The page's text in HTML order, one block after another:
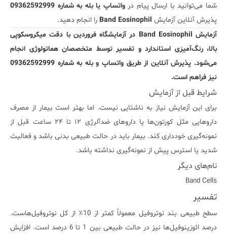
شما می‌توانید با ارسال پیام درواتساپ یا بله به شماره 09362592999
پذیرش آنلاین آزمایش Band Eosinophil را انجام دهید.
آزمایش Band Eosinophil در آزمایشگاه فروردین با دقت میکروسکوپی
بالا، رنگ‌آمیزی استاندارد و تفسیر توسط متخصصان هماتولوژی انجام
می‌شود. پذیرش آنلاین از طریق واتساپ و بله به شماره 09362592999
نیز فراهم است.
شرایط قبل از آزمایش
برای این آزمایش نیاز به ناشتایی نیست. اما بهتر است بیمار از مصرف
داروهایی مثل کورتون‌ها یا داروهای ضدآلرژی ۱۲ تا ۲۴ ساعت قبل از
نمونه‌گیری خودداری کند. بیمار باید در حالت طبیعی بدنی باشد و فعالیت
شدید یا استرس پیش از نمونه‌گیری نداشته باشد.
نام‌های دیگر
Band Cells
تفسیر
سطح طبیعی بند نوتروفیل معمولاً کمتر از 10٪ از کل نوتروفیل‌هاست.
درصد ائوزینوفیل‌ها نیز در حالت طبیعی بین 1 تا 6 درصد است. افزایش